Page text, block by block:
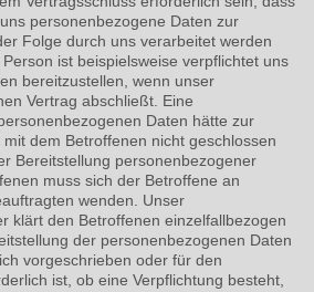
personenbezogene Daten zur
Folge durch uns verarbeitet werden
ist beispielsweise verpflichtet uns
bereitzustellen, wenn unser
Vertrag abschließt. Eine
Daten hätte zur
dem Betroffenen nicht geschlossen
Bereitstellung personenbezogener
muss sich der Betroffene an
wenden. Unser
klärt den Betroffenen einzelfallbezogen
der personenbezogenen Daten
vorgeschrieben oder für den
ist, ob eine Verpflichtung besteht,